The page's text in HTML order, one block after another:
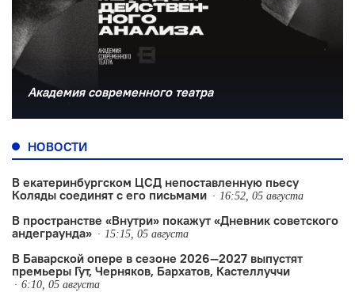
Академия современного театра
НОВОСТИ
В екатеринбургском ЦСД непоставленную пьесу
Коляды соединят с его письмами
16:52, 05 августа
В пространстве «Внутри» покажут «Дневник советского
андеграунда»
15:15, 05 августа
В Баварской опере в сезоне 2026—2027 выпустят
премьеры Гут, Черняков, Бархатов, Кастеллуччи
6:10, 05 августа